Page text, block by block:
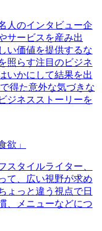
人のインタビュー企
サービスを産み出
い価値を提供するな
照らす注目のビジネ
いかにして結果を出
得た意外な気づきな
ジネスストーリーを
欲」
スタイルライター、
て、広い視野が求め
ょっと違う視点で日
、メニューなどにつ